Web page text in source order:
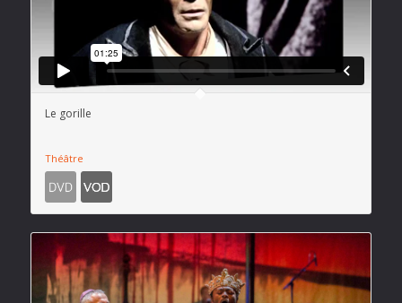
Le gorille
Théâtre